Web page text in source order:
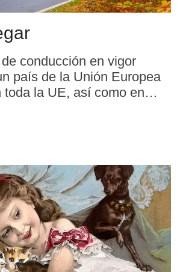
conducción en vigor
país de la Unión Europea
toda la UE, así como en
En la mayoría de
de un permiso de
deberá llevar el permiso
del vehículo.